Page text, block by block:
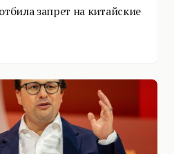
запрет на китайские